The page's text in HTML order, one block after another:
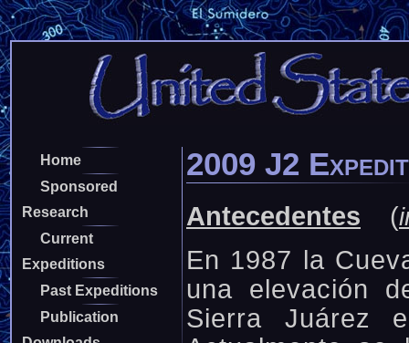
Home
Sponsored
Research
Current
Expeditions
Past Expeditions
Publication
2009 J2
Antecedentes (
En 1987 la
una elevación
Sierra Juárez